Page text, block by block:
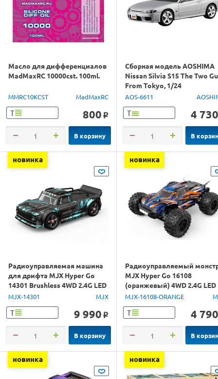
Масло для дифференциалов
MadMaxRC 10000cst. 100ml.
MMRC10KCST MadMaxRC
Т 800 o
В корзину
Сборная модель AOSHIMA
Nissan Silvia S15 The Two
From Tokyo, 1/24
AOS-6611
Т 4 730
В
новинка
Радиоуправляемая машина
для дрифта MJX Hyper Go
14301 Brushless 4WD 2.4G LED
1/14 RTR
MJX-14301 MJX
Т 9 990 o
В корзину
новинка
Радиоуправляемый
MJX Hyper Go 16108
(оранжевый) 4WD 2.4G LED
1/16 RTR
MJX-16108-ORANGE
Т 4 790
В
новинка новинка